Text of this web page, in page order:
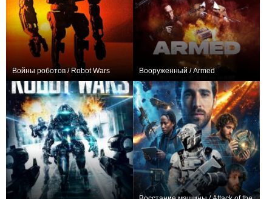
Войны роботов / Robot Wars Вооруженный / Armed